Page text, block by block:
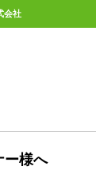
会社
ー様へ